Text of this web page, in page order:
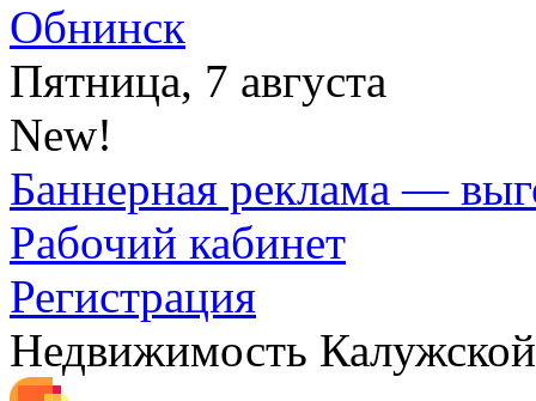
Обнинск
Пятница, 7 августа
New!
Баннерная реклама —
Рабочий кабинет
Регистрация
Недвижимость